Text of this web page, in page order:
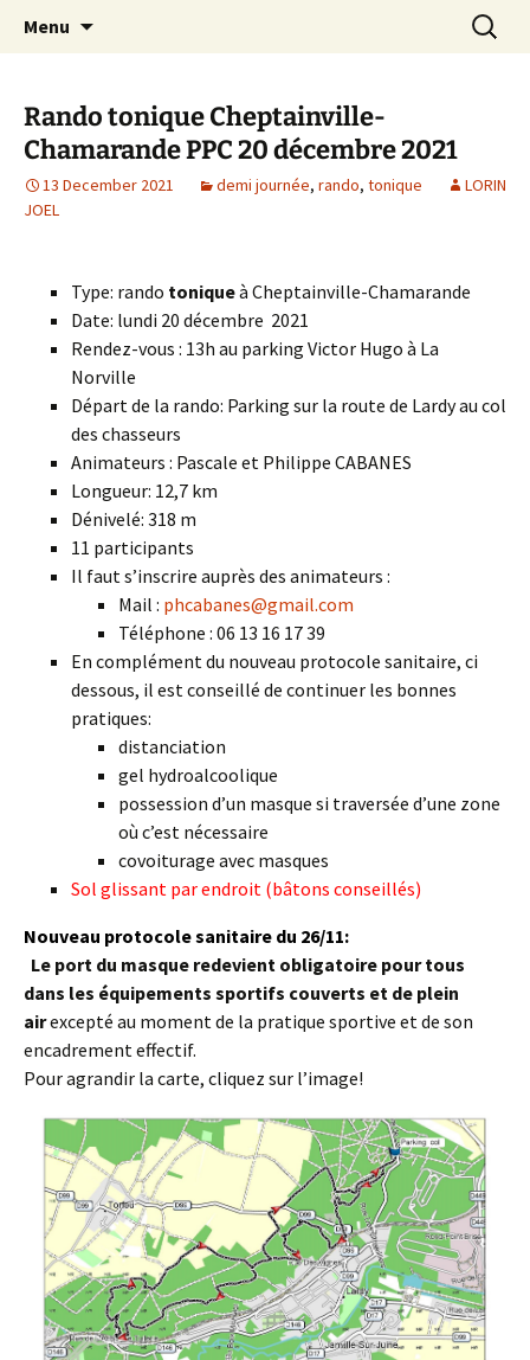
Randonneurs Norvillois
Menu
Search
for:
Rando tonique Cheptainville-
Chamarande PPC 20 décembre 2021
13 December 2021 demi journée, rando, tonique
LORIN
JOEL
Type: rando toniqueà Cheptainville-Chamarande
Date: lundi 20 décembre 2021
Rendez-vous : 13h au parking Victor Hugo à La
Norville
Départ de la rando: Parking sur la route de Lardy au col
des chasseurs
Animateurs : Pascale et Philippe CABANES
Longueur: 12,7 km
Dénivelé: 318 m
11 participants
Il faut s’inscrire auprès des animateurs :
Mail : phcabanes@gmail.com
Téléphone : 06 13 16 17 39
En complément du nouveau protocole sanitaire, ci
dessous, il est conseillé de continuer les bonnes
pratiques:
distanciation
gel hydroalcoolique
possession d’un masque si traversée d’une zone
où c’est nécessaire
covoiturage avec masques
Sol glissant par endroit (bâtons conseillés)
Nouveau protocole sanitaire du 26/11:
Le port du masque redevient obligatoire pour tous
dans les équipements sportifs couverts et de plein
airexcepté au moment de la pratique sportive et de son
encadrement effectif.
Pour agrandir la carte, cliquez sur l’image!